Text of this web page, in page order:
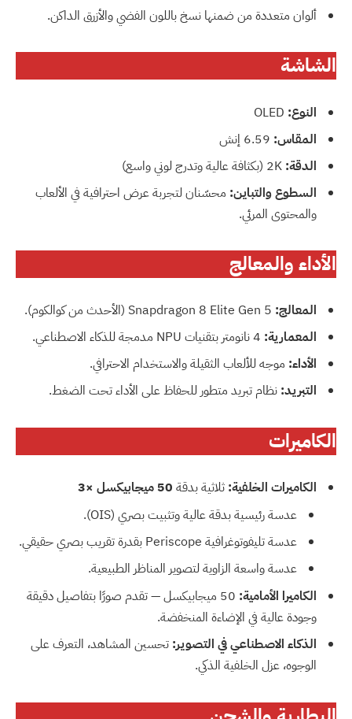
ألوان متعددة من ضمنها نسخ باللون الفضي والأزرق الداكن.
الشاشة
النوع:
المقاس:
الدقة:
السطوع والتباين: محسّنان لتجربة عرض احترافية في الألعاب
والمحتوى المرئي.
الأداء والمعالج
المعالج:
المعمارية:
الأداء: موجه للألعاب الثقيلة والاستخدام الاحترافي.
التبريد: نظام تبريد متطور للحفاظ على الأداء تحت الضغط.
الكاميرات
الكاميرات الخلفية: ثلاثية بدقة 50 ميجابيكسل ×3
عدسة رئيسية بدقة عالية وتثبيت بصري (OIS).
عدسة تليفوتوغرافية Periscope بقدرة تقريب بصري حقيقي.
عدسة واسعة الزاوية لتصوير المناظر الطبيعية.
الكاميرا الأمامية:
50 ميجابيكسل — تقدم صورًا بتفاصيل دقيقة
وجودة عالية في الإضاءة المنخفضة.
الذكاء الاصطناعي في التصوير: تحسين المشاهد، التعرف على
الوجوه، عزل الخلفية الذكي.